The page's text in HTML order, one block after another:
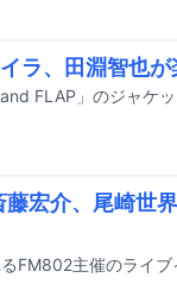
ラ、田淵智也が
宏介、尾崎世